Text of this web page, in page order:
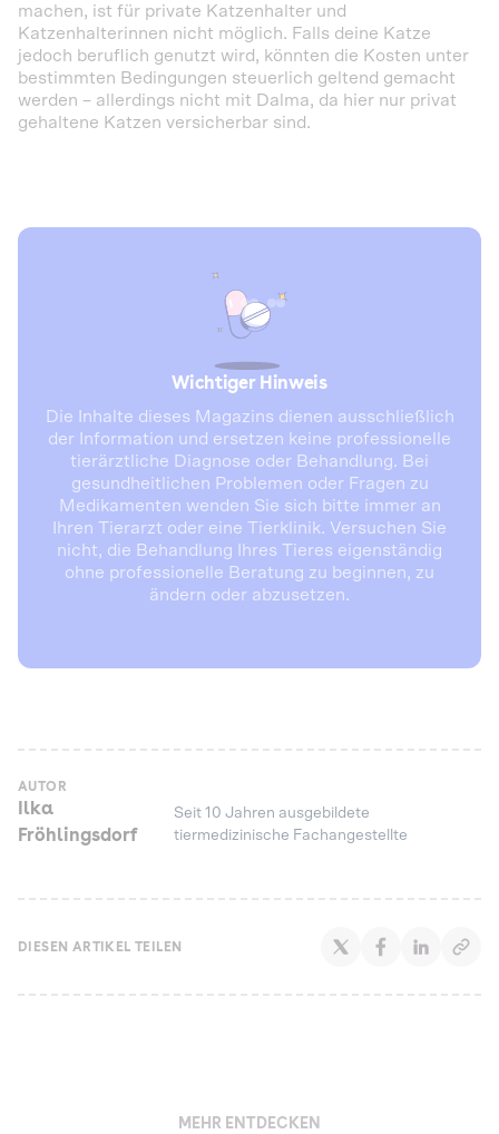
machen, ist für private Katzenhalter und
Katzenhalterinnen nicht möglich. Falls deine Katze
jedoch beruflich genutzt wird, könnten die Kosten unter
bestimmten Bedingungen steuerlich geltend gemacht
werden – allerdings nicht mit Dalma, da hier nur privat
gehaltene Katzen versicherbar sind.
Wichtiger Hinweis
Die Inhalte dieses Magazins dienen ausschließlich
der Information und ersetzen keine professionelle
tierärztliche Diagnose oder Behandlung. Bei
gesundheitlichen Problemen oder Fragen zu
Medikamenten wenden Sie sich bitte immer an
Ihren Tierarzt oder eine Tierklinik. Versuchen Sie
nicht, die Behandlung Ihres Tieres eigenständig
ohne professionelle Beratung zu beginnen, zu
ändern oder abzusetzen.
AUTOR
Ilka
Fröhlingsdorf
Seit 10 Jahren ausgebildete
tiermedizinische Fachangestellte
DIESEN ARTIKEL TEILEN
MEHR ENTDECKEN